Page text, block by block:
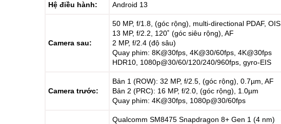
Hệ điều hành: Android 13
Camera sau:
50 MP, f/1.8, (góc rộng), multi-directional PDAF, OIS
13 MP, f/2.2, 120˚ (góc siêu rộng), AF
2 MP, f/2.4 (độ sâu)
Quay phim: 8K@30fps, 4K@30/60fps, 4K@30fps
HDR10, 1080p@30/60/120/240/960fps, gyro-EIS
Camera trước:
Bản 1 (ROW): 32 MP, f/2.5, (góc rộng), 0.7µm, AF
Bản 2 (PRC): 16 MP, f/2.0, (góc rộng), 1.0µm
Quay phim: 4K@30fps, 1080p@30/60fps
Qualcomm SM8475 Snapdragon 8+ Gen 1 (4 nm)